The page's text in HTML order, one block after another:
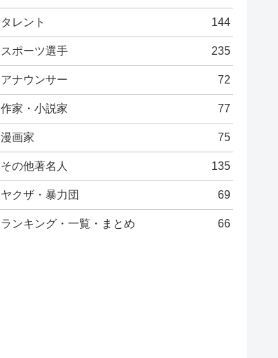
タレント 144
スポーツ選手 235
アナウンサー 72
作家・小説家 77
漫画家 75
その他著名人 135
ヤクザ・暴力団 69
ランキング・一覧・まとめ 66